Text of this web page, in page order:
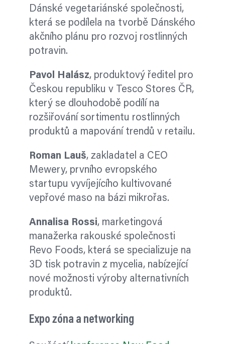
Dánské vegetariánské společnosti,
která se podílela na tvorbě Dánského
akčního plánu pro rozvoj rostlinných
potravin.
Pavol Halász, produktový ředitel pro
Českou republiku v Tesco Stores ČR,
který se dlouhodobě podílí na
rozšiřování sortimentu rostlinných
produktů a mapování trendů v retailu.
Roman Lauš, zakladatel a CEO
Mewery, prvního evropského
startupu vyvíjejícího kultivované
vepřové maso na bázi mikrořas.
Annalisa Rossi, marketingová
manažerka rakouské společnosti
Revo Foods, která se specializuje na
3D tisk potravin z mycelia, nabízející
nové možnosti výroby alternativních
produktů.
Expo zóna a networking